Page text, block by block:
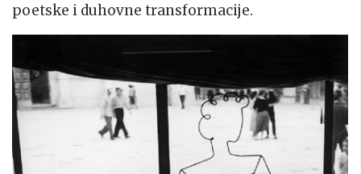
poetske i duhovne transformacije.